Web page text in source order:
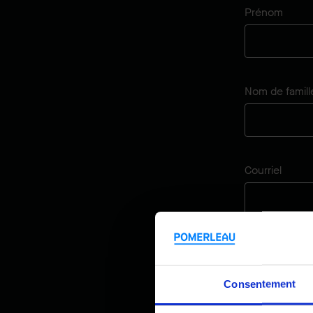
Consentement
Prénom
Nom de
Courriel